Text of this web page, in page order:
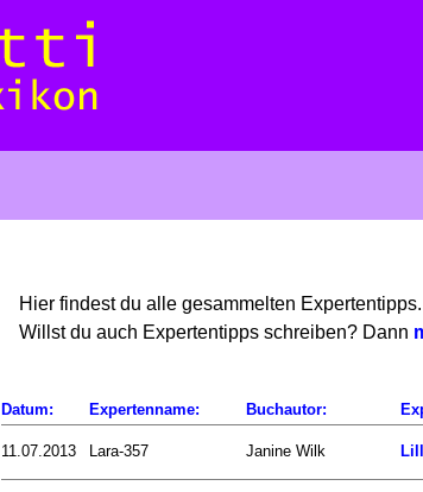
Hier findest du alle gesammelten
Willst du auch Expertentipps schreiben? Dann
Datum: Expertenname: Buchautor:
11.07.2013 Lara-357 Janine Wilk